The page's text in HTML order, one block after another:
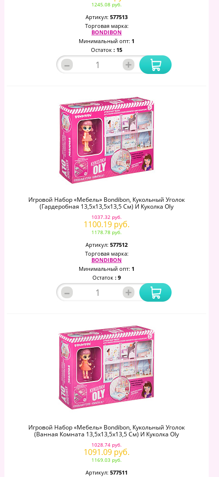
1245.08 руб.
Артикул: 577513
Торговая марка:
BONDIBON
Минимальный опт: 1
Остаток : 15
– +
Игровой Набор «Мебель» Bondibon, Кукольный Уголок
(Гардеробная 13,5х13,5х13,5 См) И Куколка Oly
1037.32 руб.
1100.19 руб.
1178.78 руб.
Артикул: 577512
Торговая марка:
BONDIBON
Минимальный опт: 1
Остаток : 9
– +
Игровой Набор «Мебель» Bondibon, Кукольный Уголок
(Ванная Комната 13,5х13,5х13,5 См) И Куколка Oly
1028.74 руб.
1091.09 руб.
1169.03 руб.
Артикул: 577511